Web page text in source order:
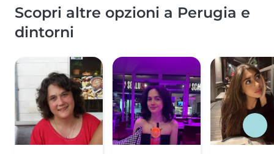
Scopri altre opzioni a Perugia e
dintorni